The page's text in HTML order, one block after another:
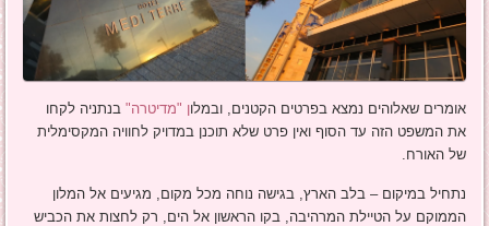
אומרים שאלוהים נמצא בפרטים הקטנים, ובמלון "מדיטרה" בנתניה לקחו
את המשפט הזה עד הסוף ואין פרט שלא תוכנן במדויק לחוויה המקסימלית
של האורח.
נתחיל במיקום – בלב הארץ, בגישה נוחה מכל מקום, מגיעים אל המלון
הממוקם על הטיילת המרהיבה, בקו הראשון אל הים, רק לחצות את הכביש